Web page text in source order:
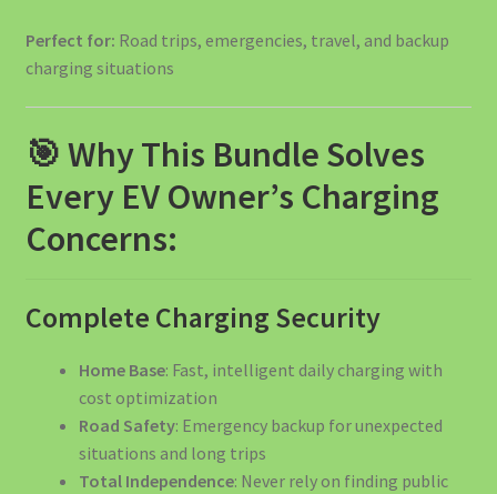
Perfect for: Road trips, emergencies, travel, and backup
charging situations
🎯 Why This Bundle Solves
Every EV Owner’s Charging
Concerns:
Complete Charging Security
Home Base: Fast, intelligent daily charging with
cost optimization
Road Safety: Emergency backup for unexpected
situations and long trips
Total Independence: Never rely on finding public